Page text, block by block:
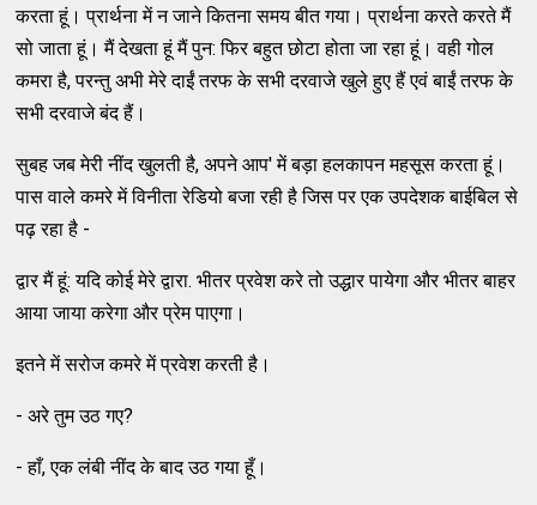
करता हूं। प्रार्थना में न जाने कितना समय बीत गया। प्रार्थना करते करते मैं
सो जाता हूं। मैं देखता हूं मैं पुन: फिर बहुत छोटा होता जा रहा हूं। वही गोल
कमरा है, परन्तु अभी मेरे दाईं तरफ के सभी दरवाजे खुले हुए हैं एवं बाईं तरफ के
सभी दरवाजे बंद हैं।
सुबह जब मेरी नींद खुलती है, अपने आप' में बड़ा हलकापन महसूस करता हूं।
पास वाले कमरे में विनीता रेडियो बजा रही है जिस पर एक उपदेशक बाईबिल से
पढ़ रहा है -
द्वार मैं हूं: यदि कोई मेरे द्वारा. भीतर प्रवेश करे तो उद्धार पायेगा और भीतर बाहर
आया जाया करेगा और प्रेम पाएगा।
इतने में सरोज कमरे में प्रवेश करती है।
- अरे तुम उठ गए?
- हाँ, एक लंबी नींद के बाद उठ गया हूँ।